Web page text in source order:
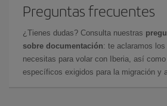
Preguntas frecuentes
¿Tienes dudas? Consulta nuestras
sobre documentación: te aclaramos
necesitas para volar con Iberia, así
específicos exigidos para la migración y